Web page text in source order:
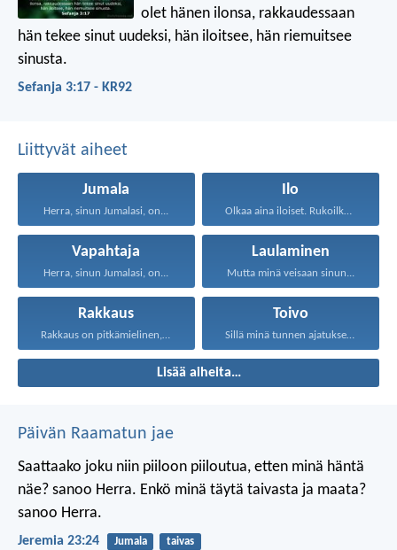
olet hänen ilonsa, rakkaudessaan
hän tekee sinut uudeksi, hän iloitsee, hän riemuitsee
sinusta.
Sefanja 3:17 - KR92
Liittyvät aiheet
Jumala
Herra, sinun Jumalasi, on...
Ilo
Olkaa aina iloiset. Rukoilkaa...
Vapahtaja
Herra, sinun Jumalasi, on...
Laulaminen
Mutta minä veisaan sinun...
Rakkaus
Rakkaus on pitkämielinen, rakkaus...
Toivo
Sillä minä tunnen ajatukseni...
Lisää aiheita…
Päivän Raamatun jae
Saattaako joku niin piiloon piiloutua, etten minä häntä
näe? sanoo Herra. Enkö minä täytä taivasta ja maata?
sanoo Herra.
Jeremia 23:24 Jumala taivas